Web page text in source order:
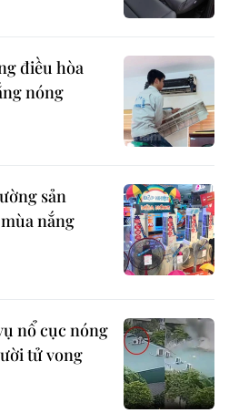
điều hòa
nóng
sản
nắng
nổ cục nóng
tử vong